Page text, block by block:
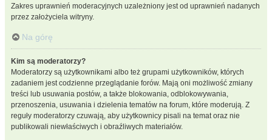
Zakres uprawnień moderacyjnych uzależniony jest od uprawnień nadanych
przez założyciela witryny.
Na górę
Kim są moderatorzy?
Moderatorzy są użytkownikami albo też grupami użytkowników, których
zadaniem jest codzienne przeglądanie forów. Mają oni możliwość zmiany
treści lub usuwania postów, a także blokowania, odblokowywania,
przenoszenia, usuwania i dzielenia tematów na forum, które moderują. Z
reguły moderatorzy czuwają, aby użytkownicy pisali na temat oraz nie
publikowali niewłaściwych i obraźliwych materiałów.